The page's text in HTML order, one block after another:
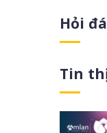
Hỏi
Tin